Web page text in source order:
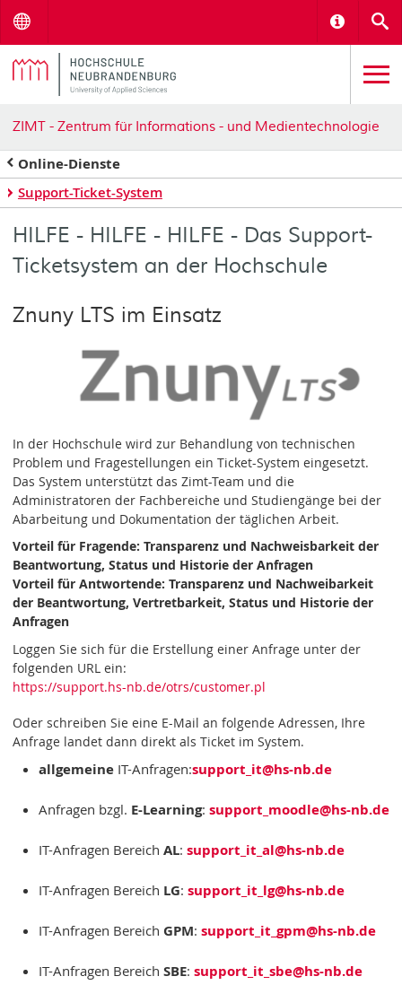
ZIMT - Zentrum für Informations - und Medientechnologie
Online-Dienste
Support-Ticket-System
HILFE - HILFE - HILFE - Das Support-
Ticketsystem an der Hochschule
Znuny LTS im Einsatz
In der Hochschule wird zur Behandlung von technischen
Problem und Fragestellungen ein Ticket-System eingesetzt.
Das System unterstützt das Zimt-Team und die
Administratoren der Fachbereiche und Studiengänge bei der
Abarbeitung und Dokumentation der täglichen Arbeit.
Vorteil für Fragende: Transparenz und Nachweisbarkeit der
Beantwortung, Status und Historie der Anfragen
Vorteil für Antwortende: Transparenz und Nachweibarkeit
der Beantwortung, Vertretbarkeit, Status und Historie der
Anfragen
Loggen Sie sich für die Erstellung einer Anfrage unter der
folgenden URL ein:
https://support.hs-nb.de/otrs/customer.pl
Oder schreiben Sie eine E-Mail an folgende Adressen, Ihre
Anfrage landet dann direkt als Ticket im System.
allgemeine IT-Anfragen:support_it@hs-nb.de
Anfragen bzgl. E-Learning: support_moodle@hs-nb.de
IT-Anfragen Bereich AL: support_it_al@hs-nb.de
IT-Anfragen Bereich LG: support_it_lg@hs-nb.de
IT-Anfragen Bereich GPM: support_it_gpm@hs-nb.de
IT-Anfragen Bereich SBE: support_it_sbe@hs-nb.de